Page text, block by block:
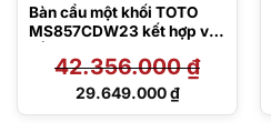
Bàn cầu một khối TOTO
MS857CDW23 kết hợp với
– TCF47360GAA
42.356.000₫
Giá
29.649.000₫
Giá